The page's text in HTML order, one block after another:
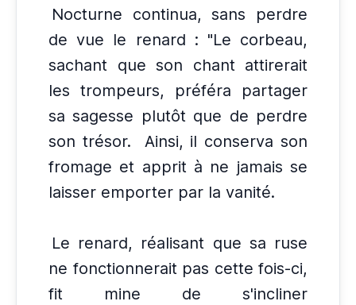
Nocturne continua, sans perdre
de vue le renard : "Le corbeau,
sachant que son chant attirerait
les trompeurs, préféra partager
sa sagesse plutôt que de perdre
son trésor.
Ainsi, il conserva son
fromage et apprit à ne jamais se
laisser emporter par la vanité.
Le renard, réalisant que sa ruse
ne fonctionnerait pas cette fois-ci,
fit mine de s'incliner